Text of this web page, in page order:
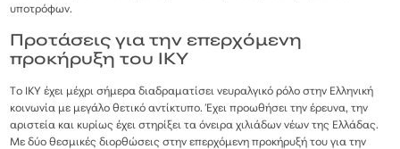
υποτρόφων.
Προτάσεις για την επερχόμενη
προκήρυξη του ΙΚΥ
Το ΙΚΥ έχει μέχρι σήμερα διαδραματίσει νευραλγικό ρόλο στην Ελληνική
κοινωνία με μεγάλο θετικό αντίκτυπο. Έχει προωθήσει την έρευνα, την
αριστεία και κυρίως έχει στηρίξει τα όνειρα χιλιάδων νέων της Ελλάδας.
Με δύο θεσμικές διορθώσεις στην επερχόμενη προκήρυξή του για την